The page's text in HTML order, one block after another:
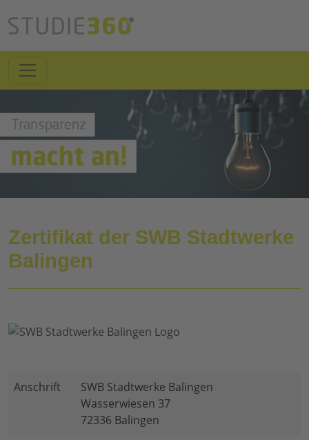
Zertifikat der SWB Stadtwerke
Balingen
Anschrift
SWB Stadtwerke Balingen
Wasserwiesen 37
72336 Balingen